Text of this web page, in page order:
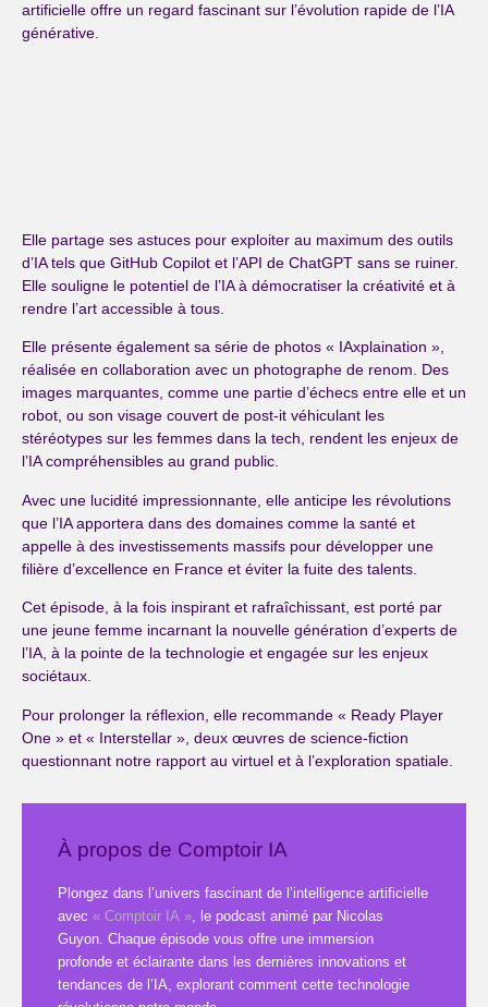
artificielle offre un regard fascinant sur l’évolution rapide de l’IA
générative.
Elle partage ses astuces pour exploiter au maximum des outils
d’IA tels que GitHub Copilot et l’API de ChatGPT sans se ruiner.
Elle souligne le potentiel de l’IA à démocratiser la créativité et à
rendre l’art accessible à tous.
Elle présente également sa série de photos « IAxplaination »,
réalisée en collaboration avec un photographe de renom. Des
images marquantes, comme une partie d’échecs entre elle et un
robot, ou son visage couvert de post-it véhiculant les
stéréotypes sur les femmes dans la tech, rendent les enjeux de
l’IA compréhensibles au grand public.
Avec une lucidité impressionnante, elle anticipe les révolutions
que l’IA apportera dans des domaines comme la santé et
appelle à des investissements massifs pour développer une
filière d’excellence en France et éviter la fuite des talents.
Cet épisode, à la fois inspirant et rafraîchissant, est porté par
une jeune femme incarnant la nouvelle génération d’experts de
l’IA, à la pointe de la technologie et engagée sur les enjeux
sociétaux.
Pour prolonger la réflexion, elle recommande « Ready Player
One » et « Interstellar », deux œuvres de science-fiction
questionnant notre rapport au virtuel et à l’exploration spatiale.
À propos de Comptoir IA
Plongez dans l’univers fascinant de l’intelligence artificielle
avec « Comptoir IA », le podcast animé par Nicolas
Guyon. Chaque épisode vous offre une immersion
profonde et éclairante dans les dernières innovations et
tendances de l’IA, explorant comment cette technologie